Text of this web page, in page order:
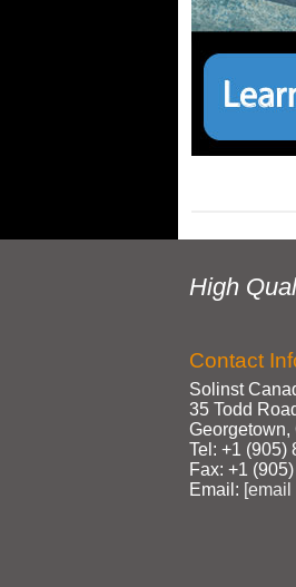
High
Contact
Solinst
35 Todd
Georgetown,
Tel: +1 (905)
Fax: +1
Email: [email